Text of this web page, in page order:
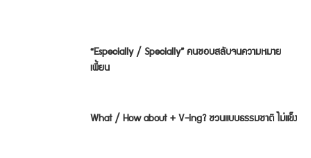
“Especially / Specially” คนชอบสลับจนความหมาย
เพี้ยน
What / How about + V-ing? ชวนแบบธรรมชาติ ไม่แข็ง